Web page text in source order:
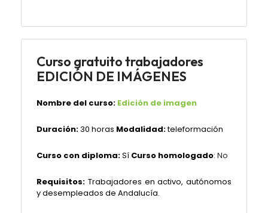
Curso gratuito trabajadores
EDICIÓN DE IMÁGENES
Nombre del curso: Edición de imagen
Duración:30 horas Modalidad:teleformación
Curso con diploma:Sí Curso homologado: No
Requisitos: Trabajadores en activo, autónomos
y desempleados de Andalucía.